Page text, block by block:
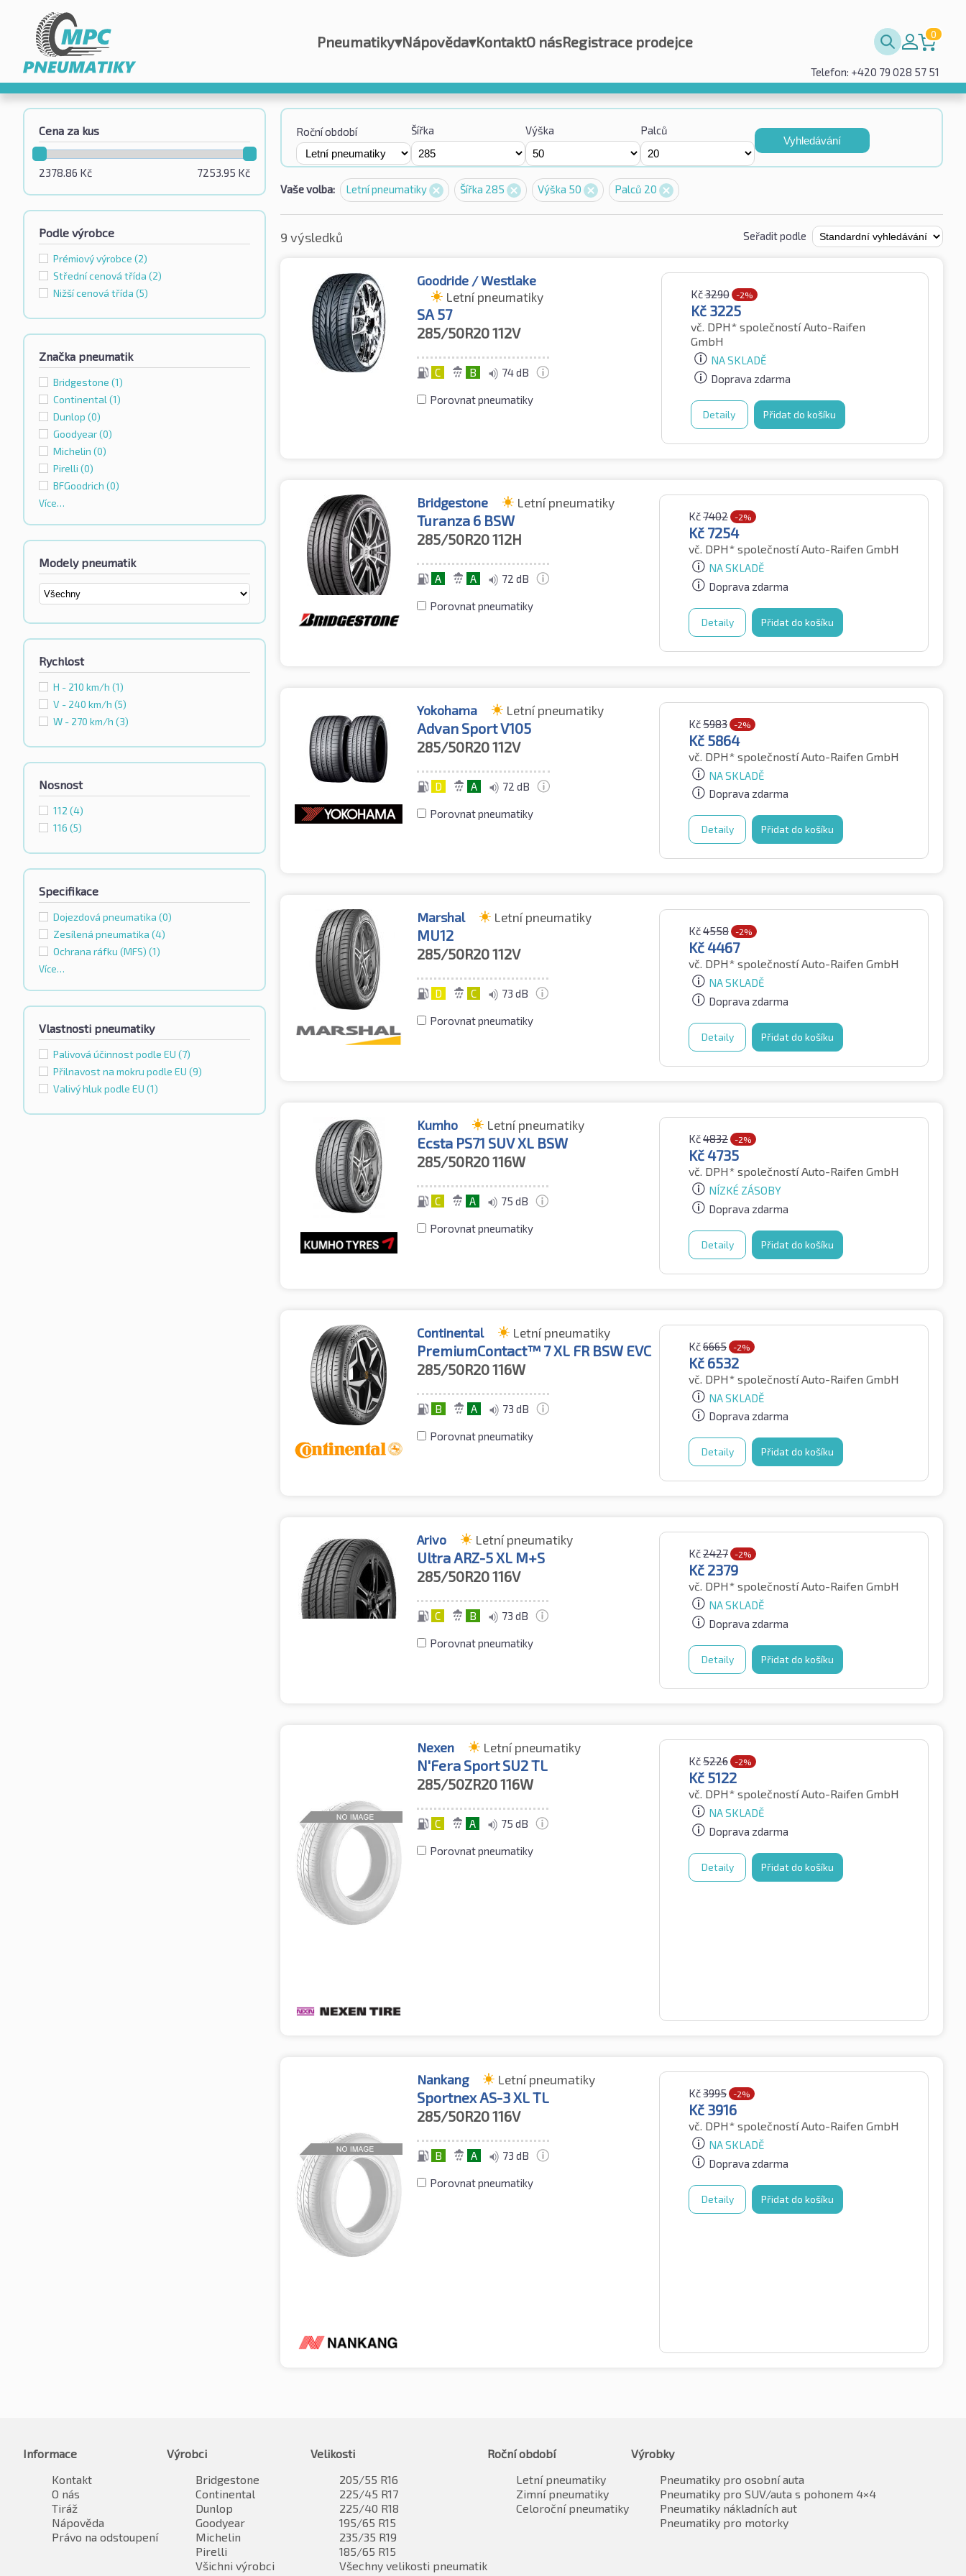
Pneumatiky▾Nápověda▾KontaktO násRegistrace prodejce 0
Telefon: +420 79 028 57 51
Cena za kus
7253.95 Kč
2378.86 Kč
Podle výrobce
Prémiový výrobce (2)
Střední cenová třída (2)
Nižší cenová třída (5)
Značka pneumatik
Bridgestone (1)
Continental (1)
Dunlop (0)
Goodyear(0)
Michelin (0)
Pirelli (0)
BFGoodrich (0)
Více…
Modely pneumatik
Rychlost
H - 210 km/h (1)
V - 240 km/h (5)
W - 270 km/h (3)
Nosnost
112 (4)
116 (5)
Specifikace
Dojezdová pneumatika (0)
Zesílená pneumatika (4)
Ochrana ráfku (MFS) (1)
Více…
Vlastnosti pneumatiky
Palivová účinnost podle EU (7)
Přilnavost na mokru podle EU (9)
Valivý hluk podle EU (1)
Roční období Šířka Výška Palců
Vyhledávání
Vaše volba: Letní pneumatiky Šířka 285 Výška 50 Palců 20
9 výsledků Seřadit podle
Goodride / Westlake
Letní pneumatiky
SA 57
285/50R20112V
C B 74 dB
Porovnat pneumatiky
Kč3290 -2%
Kč 3225
vč. DPH* společností Auto-Raifen
GmbH
NA SKLADĚ
Doprava zdarma
Detaily Přidat do košíku
Bridgestone Letní pneumatiky
Turanza 6 BSW
285/50R20112H
A A 72 dB
Porovnat pneumatiky
Kč7402 -2%
Kč 7254
vč. DPH* společností Auto-Raifen GmbH
NA SKLADĚ
Doprava zdarma
Detaily Přidat do košíku
Yokohama Letní pneumatiky
Advan Sport V105
285/50R20112V
D A 72 dB
Porovnat pneumatiky
Kč5983 -2%
Kč 5864
vč. DPH* společností Auto-Raifen GmbH
NA SKLADĚ
Doprava zdarma
Detaily Přidat do košíku
Marshal Letní pneumatiky
MU12
285/50R20112V
D C 73 dB
Porovnat pneumatiky
Kč4558 -2%
Kč4467
vč. DPH* společností Auto-Raifen GmbH
NA SKLADĚ
Doprava zdarma
Detaily Přidat do košíku
Kumho Letní pneumatiky
Ecsta PS71 SUV XL BSW
285/50R20116W
C A 75 dB
Porovnat pneumatiky
Kč4832 -2%
Kč4735
vč. DPH* společností Auto-Raifen GmbH
NÍZKÉ ZÁSOBY
Doprava zdarma
Detaily Přidat do košíku
Continental Letní pneumatiky
PremiumContact™ 7 XL FR BSW EVC
285/50R20116W
B A 73 dB
Porovnat pneumatiky
Kč6665 -2%
Kč 6532
vč. DPH* společností Auto-Raifen GmbH
NA SKLADĚ
Doprava zdarma
Detaily Přidat do košíku
Arivo Letní pneumatiky
Ultra ARZ-5 XL M+S
285/50R20116V
C B 73 dB
Porovnat pneumatiky
Kč2427 -2%
Kč 2379
vč. DPH* společností Auto-Raifen GmbH
NA SKLADĚ
Doprava zdarma
Detaily Přidat do košíku
Nexen Letní pneumatiky
N'Fera Sport SU2 TL
285/50ZR20116W
C A 75 dB
Porovnat pneumatiky
Kč5226 -2%
Kč 5122
vč. DPH* společností Auto-Raifen GmbH
NA SKLADĚ
Doprava zdarma
Detaily Přidat do košíku
Nankang Letní pneumatiky
Sportnex AS-3 XL TL
285/50R20116V
B A 73 dB
Porovnat pneumatiky
Kč3995 -2%
Kč 3916
vč. DPH* společností Auto-Raifen GmbH
NA SKLADĚ
Doprava zdarma
Detaily Přidat do košíku
Informace
Kontakt
O nás
Tiráž
Nápověda
Právo na odstoupení
Výrobci
Bridgestone
Continental
Dunlop
Goodyear
Michelin
Pirelli
Všichni výrobci
Velikosti
205/55 R16
225/45 R17
225/40 R18
195/65 R15
235/35 R19
185/65 R15
Všechny velikosti pneumatik
Roční období
Letní pneumatiky
Zimní pneumatiky
Celoroční pneumatiky
Výrobky
Pneumatiky pro osobní auta
Pneumatiky pro SUV/auta s pohonem 4×4
Pneumatiky nákladních aut
Pneumatiky pro motorky